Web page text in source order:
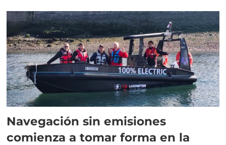
Navegación sin emisiones
comienza a tomar forma en la